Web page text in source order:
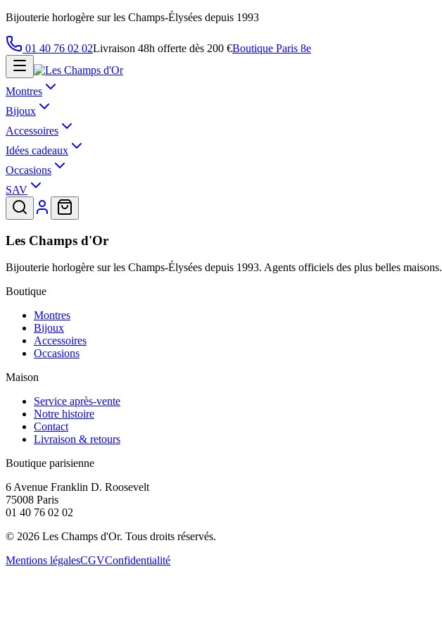
Bijouterie horlogère sur les Champs-Élysées depuis 1993
01 40 76 02 02Livraison 48h offerte dès 200 €Boutique Paris 8e
Montres
Bijoux
Accessoires
Idées cadeaux
Occasions
SAV
Les Champs d'Or
Bijouterie horlogère sur les Champs-Élysées depuis 1993. Agents officiels des plus belles maisons.
Boutique
Montres
Bijoux
Accessoires
Occasions
Maison
Service après-vente
Notre histoire
Contact
Livraison & retours
Boutique parisienne
6 Avenue Franklin D. Roosevelt
75008 Paris
01 40 76 02 02
© 2026 Les Champs d'Or. Tous droits réservés.
Mentions légalesCGVConfidentialité